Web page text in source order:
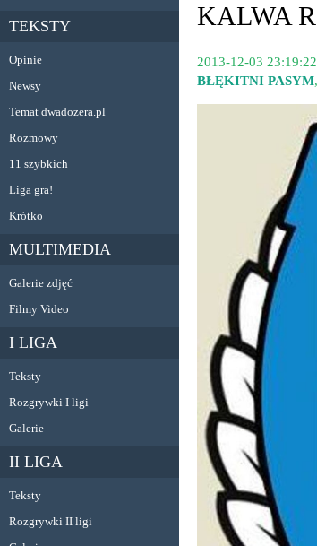
TEKSTY
Opinie
Newsy
Temat dwadozera.pl
Rozmowy
11 szybkich
Liga gra!
Krótko
MULTIMEDIA
Galerie zdjęć
Filmy Video
I LIGA
Teksty
Rozgrywki I ligi
Galerie
II LIGA
Teksty
Rozgrywki II ligi
KALWA
2013-12-03 23:19:22
BŁĘKITNI PASYM,